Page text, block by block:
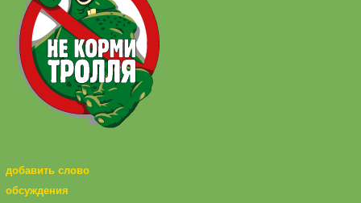
добавить слово
обсуждения